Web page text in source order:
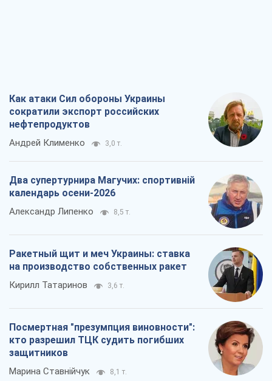
Как атаки Сил обороны Украины
сократили экспорт российских
нефтепродуктов
Андрей Клименко 3,0 т.
Два супертурнира Магучих: спортивній
календарь осени-2026
Александр Липенко 8,5 т.
Ракетный щит и меч Украины: ставка
на производство собственных ракет
Кирилл Татаринов 3,6 т.
Посмертная "презумпция виновности":
кто разрешил ТЦК судить погибших
защитников
Марина Ставнійчук 8,1 т.